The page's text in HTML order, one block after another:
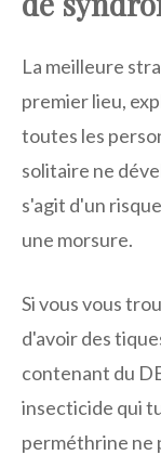
La meilleure
premier lieu,
toutes les
solitaire ne
s'agit d'un
une morsure.
Si vous vous
d'avoir des
contenant du
insecticide qui
perméthrine ne